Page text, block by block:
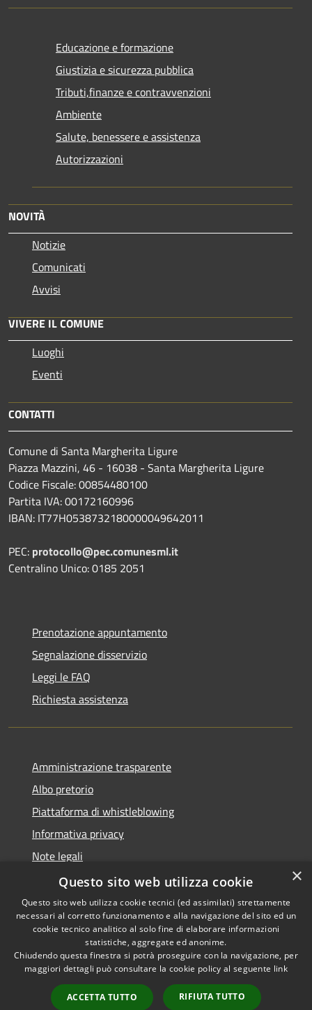
Educazione e formazione
Giustizia e sicurezza pubblica
Tributi,finanze e contravvenzioni
Ambiente
Salute, benessere e assistenza
Autorizzazioni
NOVITÀ
Notizie
Comunicati
Avvisi
VIVERE IL COMUNE
Luoghi
Eventi
CONTATTI
Comune di Santa Margherita Ligure
Piazza Mazzini, 46 - 16038 - Santa Margherita Ligure
Codice Fiscale: 00854480100
Partita IVA: 00172160996
IBAN: IT77H0538732180000049642011
PEC: protocollo@pec.comunesml.it
Centralino Unico: 0185 2051
Prenotazione appuntamento
Segnalazione disservizio
Leggi le FAQ
Richiesta assistenza
Amministrazione trasparente
Albo pretorio
Piattaforma di whistleblowing
Informativa privacy
Note legali
Dichiarazione di accessibilità
RSS
Accessibilità
© 2022 • Comune di Santa
Margherita Ligure •
Powered by
Municipium•
Accesso
×
Questo sito web utilizza cookie
Questo sito web utilizza cookie tecnici (ed assimilati) strettamente
necessari al corretto funzionamento e alla navigazione del sito ed un
cookie tecnico analitico al solo fine di elaborare informazioni
statistiche, aggregate ed anonime.
Chiudendo questa finestra si potrà proseguire con la navigazione, per
maggiori dettagli può consultare la cookie policy al seguente link
ACCETTA TUTTO RIFIUTA TUTTO